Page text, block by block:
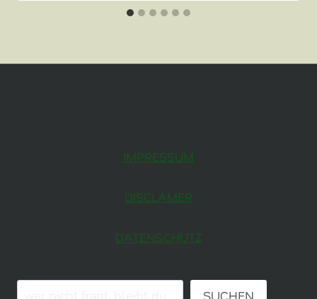
IMPRESSUM
DISCLAMER
DATENSCHUTZ
SUCHEN